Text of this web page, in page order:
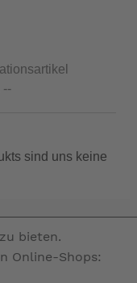
--
sind uns keine
bieten.
Online-Shops: